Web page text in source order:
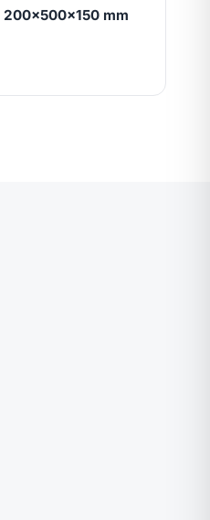
200x500x150 mm